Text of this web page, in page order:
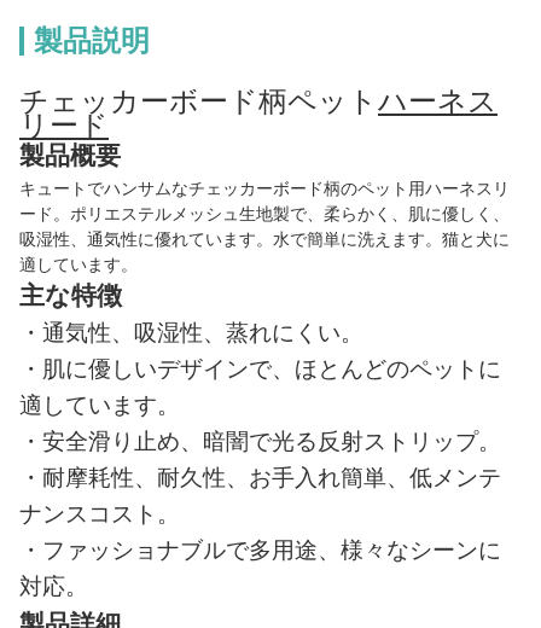
製品説明
チェッカーボード柄ペット ハーネス
リード
製品概要
キュートでハンサムなチェッカーボード柄のペット用ハーネスリ
ード。ポリエステルメッシュ生地製で、柔らかく、肌に優しく、
吸湿性、通気性に優れています。水で簡単に洗えます。猫と犬に
適しています。
主な特徴
・ 通気性、吸湿性、蒸れにくい。
・ 肌に優しいデザインで、ほとんどのペットに
適しています。
・ 安全滑り止め、暗闇で光る反射ストリップ。
・ 耐摩耗性、耐久性、お手入れ簡単、低メンテ
ナンスコスト。
・ ファッショナブルで多用途、様々なシーンに
対応。